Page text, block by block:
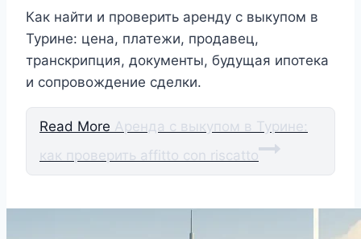
Как найти и проверить аренду с выкупом в
Турине: цена, платежи, продавец,
транскрипция, документы, будущая ипотека
и сопровождение сделки.
Read More Аренда с выкупом в Турине:
как проверить affitto con riscatto